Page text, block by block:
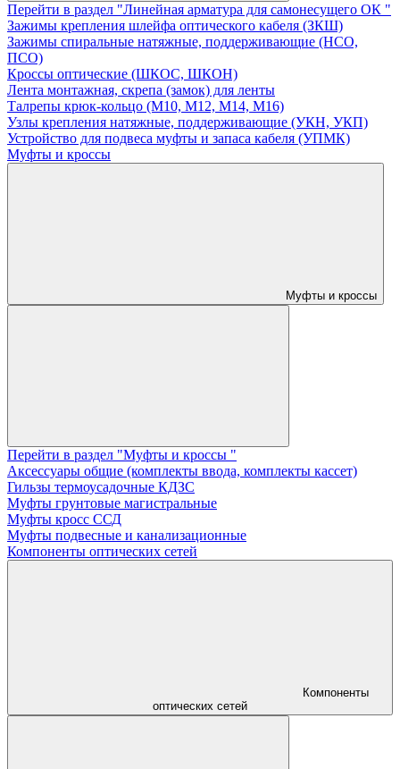
Перейти в раздел "Линейная арматура для самонесущего ОК "
Зажимы крепления шлейфа оптического кабеля (ЗКШ)
Зажимы спиральные натяжные, поддерживающие (НСО,
ПСО)
Кроссы оптические (ШКОС, ШКОН)
Лента монтажная, скрепа (замок) для ленты
Талрепы крюк-кольцо (М10, М12, М14, М16)
Узлы крепления натяжные, поддерживающие (УКН, УКП)
Устройство для подвеса муфты и запаса кабеля (УПМК)
Муфты и кроссы
Муфты и кроссы
Перейти в раздел "Муфты и кроссы "
Аксессуары общие (комплекты ввода, комплекты кассет)
Гильзы термоусадочные КДЗС
Муфты грунтовые магистральные
Муфты кросс ССД
Муфты подвесные и канализационные
Компоненты оптических сетей
Компоненты
оптических сетей